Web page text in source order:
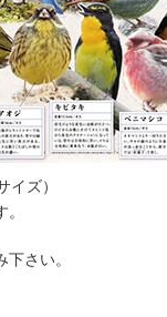
イズ）
さい。